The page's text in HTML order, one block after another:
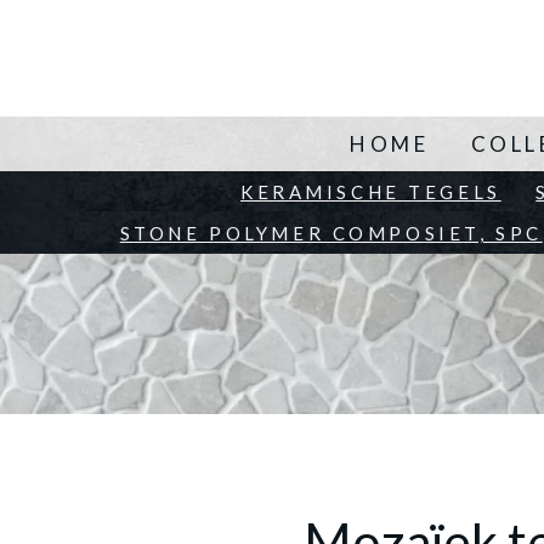
HOME
KERAMISCHE TEGELS
STONE POLYMER COMPOSIET, SPC